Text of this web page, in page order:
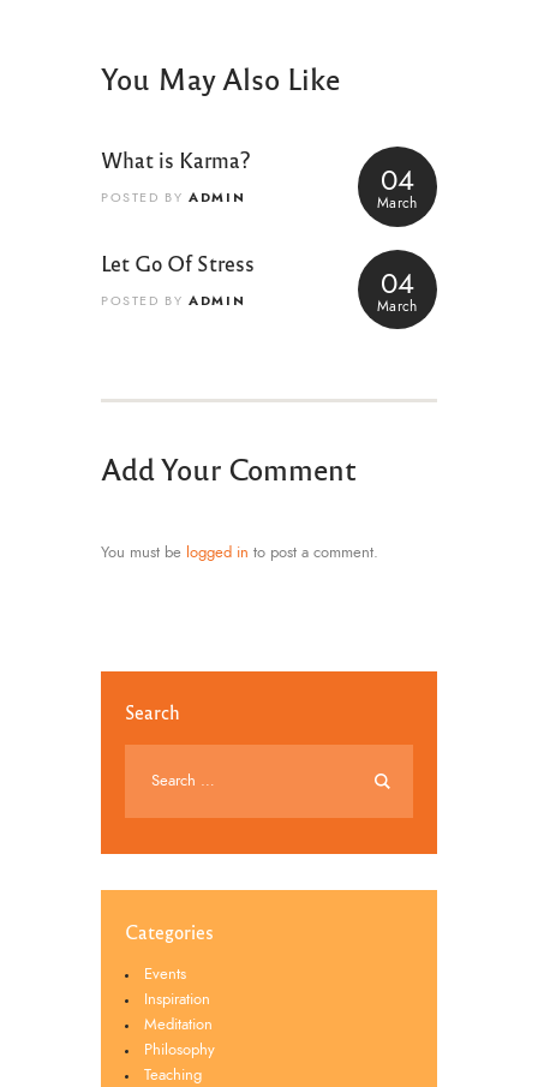
You May Also Like
04
March
What is Karma?
POSTED BYADMIN
04
March
Let Go Of Stress
POSTED BYADMIN
Add Your Comment
You must be logged in to post a comment.
Search
Categories
Events
Inspiration
Meditation
Philosophy
Teaching